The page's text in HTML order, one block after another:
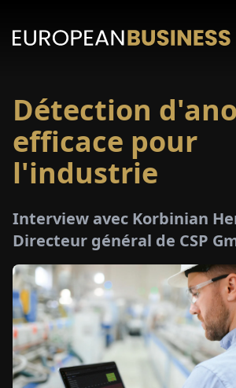
Détection
efficace pour
l'industrie
Interview avec Korbinian
Directeur général de CSP